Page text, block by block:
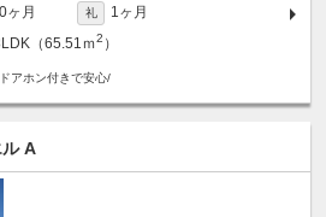
0ヶ月 礼
1ヶ月
（65.51ｍ2 ）
アホン付きで安心/
A